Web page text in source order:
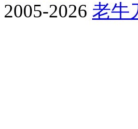
2005-2026 老牛